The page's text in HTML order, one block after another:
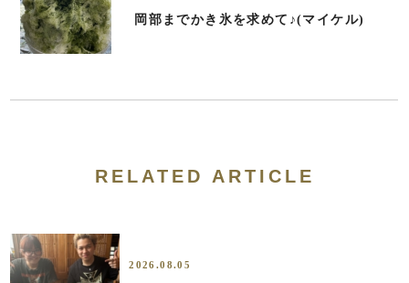
岡部までかき氷を求めて♪(マイケル)
RELATED ARTICLE
2026.08.05